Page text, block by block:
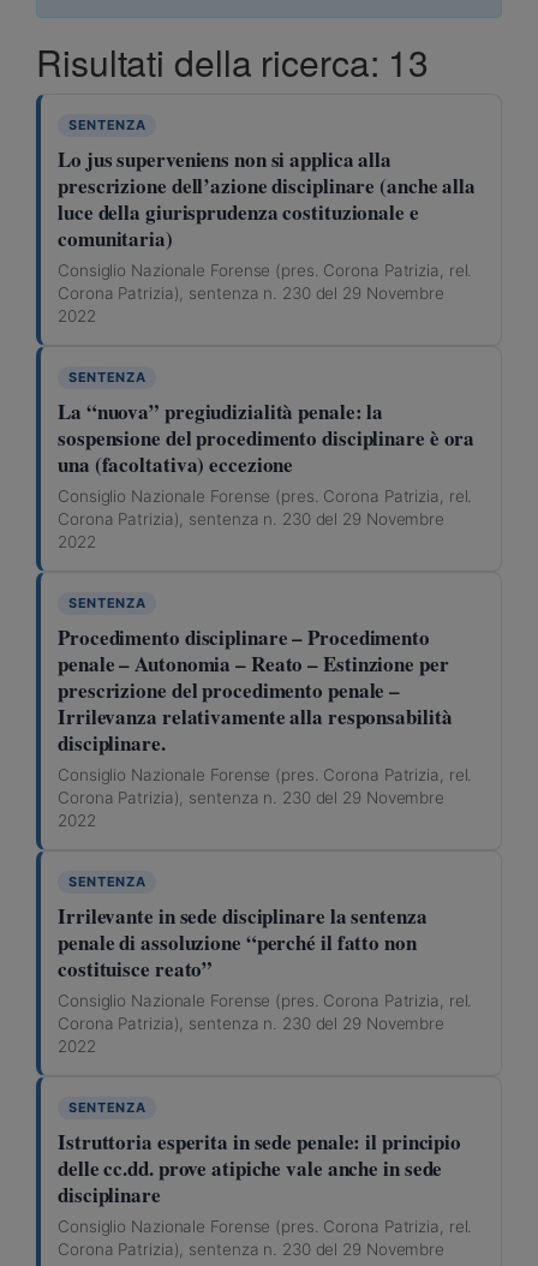
Risultati della ricerca: 13
SENTENZA
Lo jus superveniens non si applica alla
prescrizione dell’azione disciplinare (anche alla
luce della giurisprudenza costituzionale e
comunitaria)
Consiglio Nazionale Forense (pres. Corona Patrizia, rel.
Corona Patrizia), sentenza n. 230 del 29 Novembre
2022
SENTENZA
La “nuova” pregiudizialità penale: la
sospensione del procedimento disciplinare è ora
una (facoltativa) eccezione
Consiglio Nazionale Forense (pres. Corona Patrizia, rel.
Corona Patrizia), sentenza n. 230 del 29 Novembre
2022
SENTENZA
Procedimento disciplinare – Procedimento
penale – Autonomia – Reato – Estinzione per
prescrizione del procedimento penale –
Irrilevanza relativamente alla responsabilità
disciplinare.
Consiglio Nazionale Forense (pres. Corona Patrizia, rel.
Corona Patrizia), sentenza n. 230 del 29 Novembre
2022
SENTENZA
Irrilevante in sede disciplinare la sentenza
penale di assoluzione “perché il fatto non
costituisce reato”
Consiglio Nazionale Forense (pres. Corona Patrizia, rel.
Corona Patrizia), sentenza n. 230 del 29 Novembre
2022
SENTENZA
Istruttoria esperita in sede penale: il principio
delle cc.dd. prove atipiche vale anche in sede
disciplinare
Consiglio Nazionale Forense (pres. Corona Patrizia, rel.
Corona Patrizia), sentenza n. 230 del 29 Novembre